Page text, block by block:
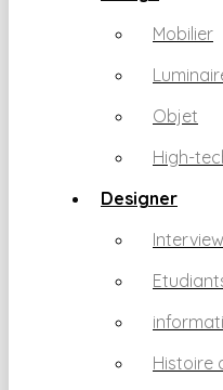
Mobilier
Objet
High-
Designer
Interview
Histoire